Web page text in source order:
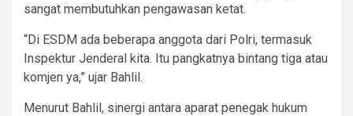
sangat membutuhkan pengawasan ketat.
“Di ESDM ada beberapa anggota dari Polri, termasuk
Inspektur Jenderal kita. Itu pangkatnya bintang tiga atau
komjen ya,” ujar Bahlil.
Menurut Bahlil, sinergi antara aparat penegak hukum